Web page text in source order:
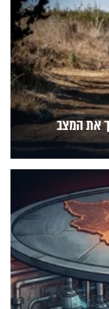
את המצב